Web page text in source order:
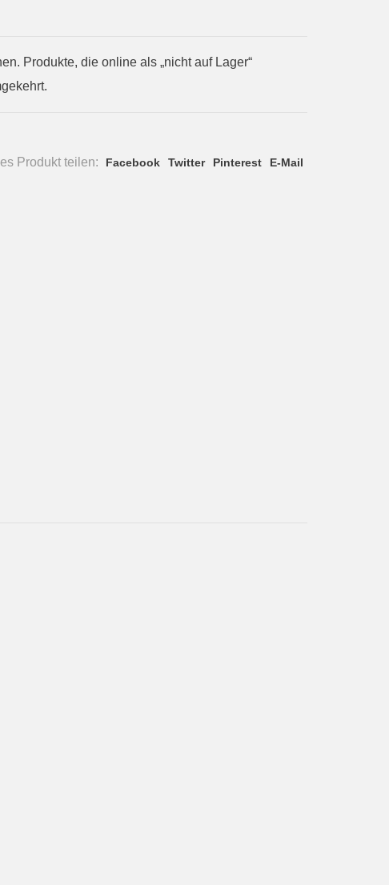
Produkte, die online als „nicht auf Lager“
Produkt teilen: Facebook Twitter Pinterest E-Mail